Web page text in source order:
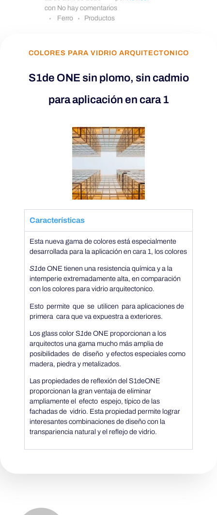
1
d
e
O
i
n
p
l
o
m
o
,
s
i
con No hay comentarios
Ferro
Productos
COLORES PARA VIDRIO ARQUITECTONICO
S1de ONE sin plomo, sin cadmio
para aplicación en cara 1
Características
Esta nueva gama de colores está especialmente
desarrollada para la aplicación en cara 1, los colores
S1de ONE tienen una resistencia química y a la
intemperie extremadamente alta, en comparación
con los colores para vidrio arquitectonico.
Esto permite que se utilicen para aplicaciones de
primera cara que va expuestra a exteriores.
Los glass color S1de ONE proporcionan a los
arquitectos una gama mucho más amplia de
posibilidades de diseño y efectos especiales como
madera, piedra y metalizados.
Las propiedades de reflexión del S1deONE
proporcionan la gran ventaja de eliminar
ampliamente el efecto espejo, típico de las
fachadas de vidrio. Esta propiedad permite lograr
interesantes combinaciones de diseño con la
transpariencia natural y el reflejo de vidrio.